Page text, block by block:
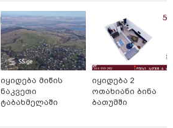
თბილისი - რომი 1316.70 ლარიდან
იყიდება მიწის
ნაკვეთი
ტაბახმელაში
იყიდება 2
ოთახიანი ბინა
ბათუმში